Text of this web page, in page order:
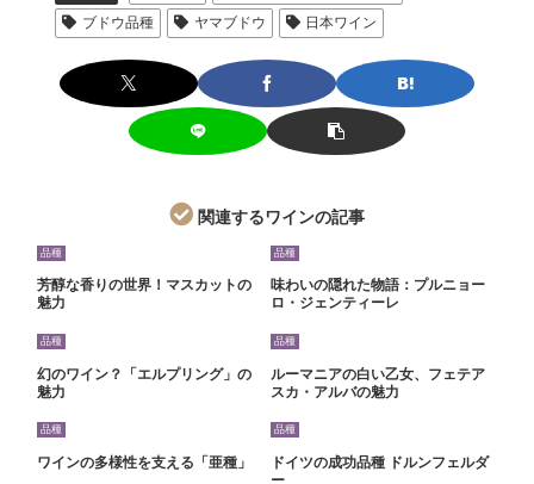
ブドウ品種
ヤマブドウ 日本ワイン
関連するワインの記事
品種
芳醇な香りの世界！マスカットの
魅力
品種
味わいの隠れた物語：プルニョー
ロ・ジェンティーレ
品種
幻のワイン？「エルプリング」の
魅力
品種
ルーマニアの白い乙女、フェテア
スカ・アルバの魅力
品種
ワインの多様性を支える「亜種」
品種
ドイツの成功品種 ドルンフェルダ
ー